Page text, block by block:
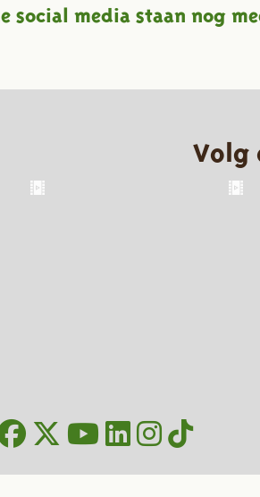
social media staan nog
Volg